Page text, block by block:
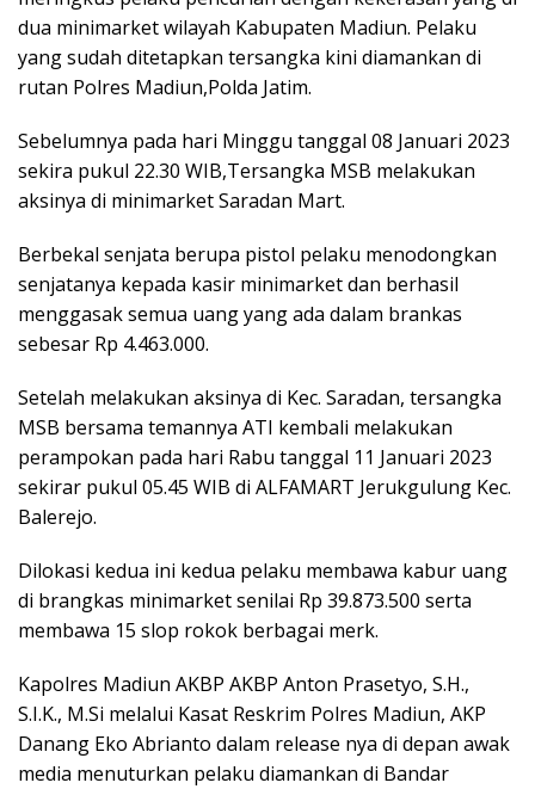
dua minimarket wilayah Kabupaten Madiun. Pelaku
yang sudah ditetapkan tersangka kini diamankan di
rutan Polres Madiun,Polda Jatim.
Sebelumnya pada hari Minggu tanggal 08 Januari 2023
sekira pukul 22.30 WIB,Tersangka MSB melakukan
aksinya di minimarket Saradan Mart.
Berbekal senjata berupa pistol pelaku menodongkan
senjatanya kepada kasir minimarket dan berhasil
menggasak semua uang yang ada dalam brankas
sebesar Rp 4.463.000.
Setelah melakukan aksinya di Kec. Saradan, tersangka
MSB bersama temannya ATI kembali melakukan
perampokan pada hari Rabu tanggal 11 Januari 2023
sekirar pukul 05.45 WIB di ALFAMART Jerukgulung Kec.
Balerejo.
Dilokasi kedua ini kedua pelaku membawa kabur uang
di brangkas minimarket senilai Rp 39.873.500 serta
membawa 15 slop rokok berbagai merk.
Kapolres Madiun AKBP AKBP Anton Prasetyo, S.H.,
S.I.K., M.Si melalui Kasat Reskrim Polres Madiun, AKP
Danang Eko Abrianto dalam release nya di depan awak
media menuturkan pelaku diamankan di Bandar